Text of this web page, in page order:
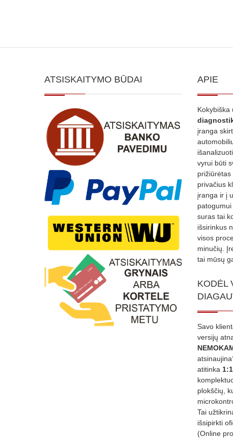
ATSISKAITYMO BŪDAI APIE
Kokybiška
įranga
vyrui būti
privačius
įranga ir į
suras tai
išsirinkus
visos
minučių.
tai mūsų
KODĖL
Savo
versijų
atitinka 1:1
plokščių,
Tai
išsipirkti
(Online